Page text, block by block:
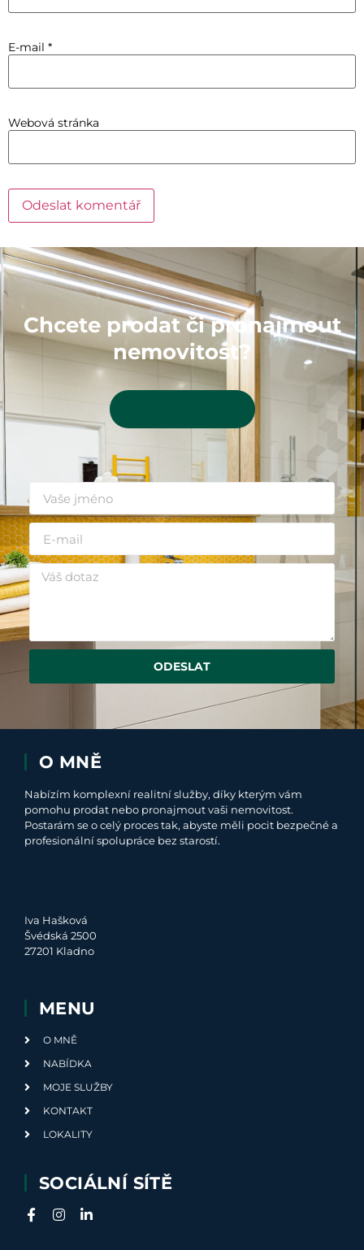
E-mail *
Webová stránka
Chcete prodat či pronajmout
nemovitost?
ODESLAT
O MNĚ
Nabízím komplexní realitní služby, díky kterým vám
pomohu prodat nebo pronajmout vaši nemovitost.
Postarám se o celý proces tak, abyste měli pocit bezpečné a
profesionální spolupráce bez starostí.
Iva Hašková
Švédská 2500
27201 Kladno
MENU
O MNĚ
NABÍDKA
MOJE SLUŽBY
KONTAKT
LOKALITY
SOCIÁLNÍ SÍTĚ